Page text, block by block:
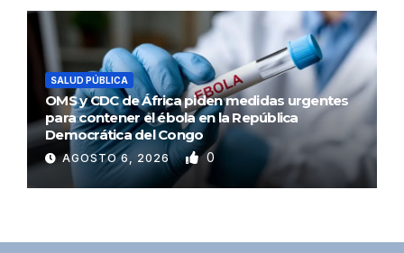
SALUD PÚBLICA
OMS y CDC de África piden medidas urgentes
para contener el ébola en la República
Democrática del Congo
AGOSTO 6, 2026 0